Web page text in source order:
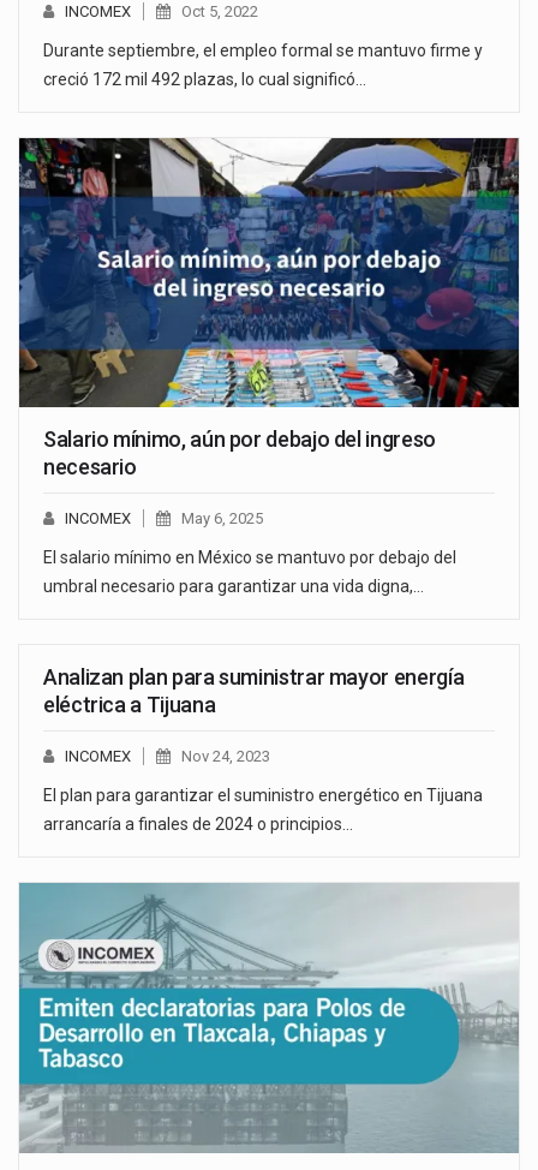
INCOMEX Oct 5, 2022
Durante septiembre, el empleo formal se mantuvo firme y
creció 172 mil 492 plazas, lo cual significó…
Salario mínimo, aún por debajo del ingreso
necesario
INCOMEX May 6, 2025
El salario mínimo en México se mantuvo por debajo del
umbral necesario para garantizar una vida digna,…
Analizan plan para suministrar mayor energía
eléctrica a Tijuana
INCOMEX Nov 24, 2023
El plan para garantizar el suministro energético en Tijuana
arrancaría a finales de 2024 o principios…